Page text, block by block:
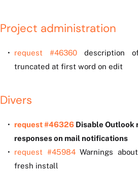
Project administration
request #46360
description
truncated at first word on edit
Divers
request #46326 Disable Outlook
responses on mail notifications
request #45984 Warnings
fresh install